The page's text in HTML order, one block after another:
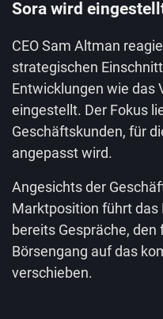
Sora wird
CEO Sam Altman
strategischen
Entwicklungen wie das
eingestellt. Der Fokus
Geschäftskunden, für
angepasst wird.
Angesichts der
Marktposition führt das
bereits Gespräche,
Börsengang auf das
verschieben.